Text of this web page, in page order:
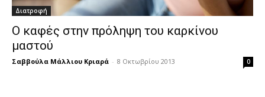
Διατροφή
Ο καφές στην πρόληψη του καρκίνου
μαστού
Σαββούλα Μάλλιου Κριαρά - 8 Οκτωβρίου 2013 0